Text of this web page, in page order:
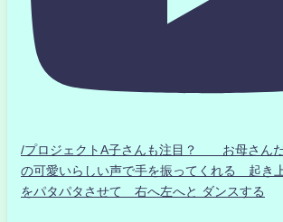
/プロジェクトA子さんも注目？ お母さん
の可愛いらしい声で手を振ってくれる 起き
をパタパタさせて 右へ左へと ダンスする